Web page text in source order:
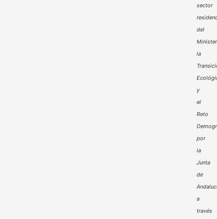
sector
del
la
y
el
Reto
por
la
Junta
de
a
través